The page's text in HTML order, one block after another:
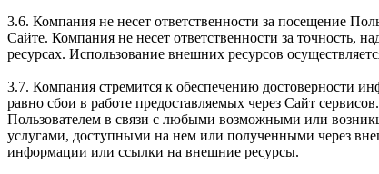
3.6. Компания не несет ответственности за посещение
Сайте. Компания не несет ответственности за точность,
ресурсах. Использование внешних ресурсов
3.7. Компания стремится к обеспечению достоверности
равно сбои в работе предоставляемых через Сайт
Пользователем в связи с любыми возможными или
услугами, доступными на нем или полученными через
информации или ссылки на внешние ресурсы.